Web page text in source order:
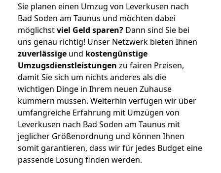
Sie planen einen Umzug von Leverkusen nach
Bad Soden am Taunus und möchten dabei
möglichstviel Geld sparen? Dann sind Sie bei
uns genau richtig! Unser Netzwerk bieten Ihnen
zuverlässige und kostengünstige
Umzugsdienstleistungen zu fairen Preisen,
damit Sie sich um nichts anderes als die
wichtigen Dinge in Ihrem neuen Zuhause
kümmern müssen. Weiterhin verfügen wir über
umfangreiche Erfahrung mit Umzügen von
Leverkusen nach Bad Soden am Taunus mit
jeglicher Größenordnung und können Ihnen
somit garantieren, dass wir für jedes Budget eine
passende Lösung finden werden.